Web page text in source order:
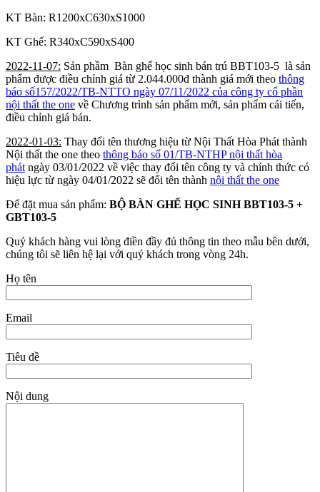
KT Bàn: R1200xC630xS1000
KT Ghế: R340xC590xS400
2022-11-07: Sản phầm Bàn ghế học sinh bán trú BBT103-5 là sản
phẩm được điều chỉnh giá từ 2.044.000đ thành giá mới theo thông
báo số157/2022/TB-NTTO ngày 07/11/2022 của công ty cổ phần
nội thất the one về Chương trình sản phẩm mới, sản phẩm cái tiến,
điều chỉnh giá bán.
2022-01-03: Thay đổi tên thương hiệu từ Nội Thất Hòa Phát thành
Nội thất the one theo thông báo số 01/TB-NTHP nội thất hòa
phát ngày 03/01/2022 về việc thay đổi tên công ty và chính thức có
hiệu lực từ ngày 04/01/2022 sẽ đổi tên thành nội thất the one
Để đặt mua sản phẩm: BỘ BÀN GHẾ HỌC SINH BBT103-5 +
GBT103-5
Quý khách hàng vui lòng điền đầy đủ thông tin theo mẫu bên dưới,
chúng tôi sẽ liên hệ lại với quý khách trong vòng 24h.
Họ tên
Email
Tiêu đề
Nội dung